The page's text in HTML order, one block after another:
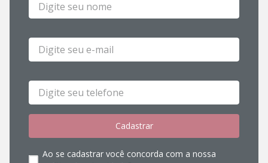
Cadastrar
Ao se cadastrar você concorda com a nossa